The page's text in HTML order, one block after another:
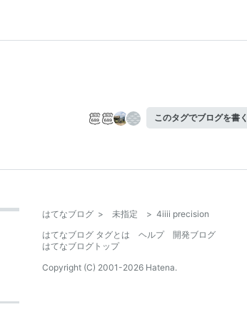
このタグでブログを書く
はてなブログ > 未指定 > 4iiii precision
はてなブログ タグとは
ヘルプ
開発ブログ
はてなブログトップ
Copyright (C) 2001-2026 Hatena.